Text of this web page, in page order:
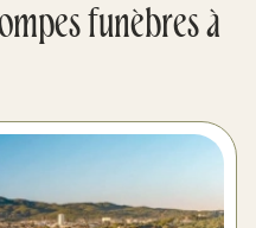
funèbres à